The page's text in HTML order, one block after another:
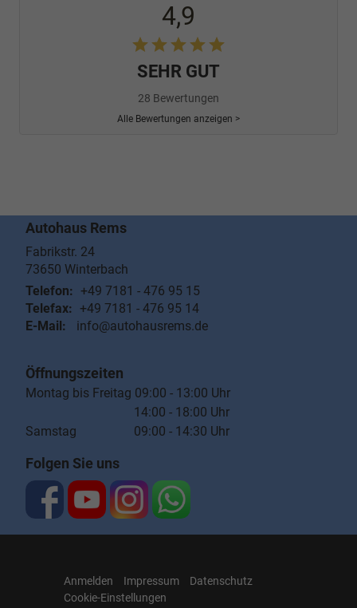
4,9
SEHR GUT
28 Bewertungen
Alle Bewertungen anzeigen >
Autohaus Rems
Fabrikstr. 24
73650 Winterbach
Telefon: +49 7181 - 476 95 15
Telefax: +49 7181 - 476 95 14
E-Mail:
info@autohausrems.de
Öffnungszeiten
Montag bis Freitag 09:00 - 13:00 Uhr
14:00 - 18:00 Uhr
Samstag 09:00 - 14:30 Uhr
Folgen Sie uns
Anmelden Impressum
Datenschutz
Cookie-Einstellungen